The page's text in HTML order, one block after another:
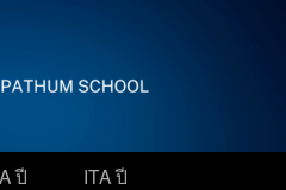
ปี
ITA ปี